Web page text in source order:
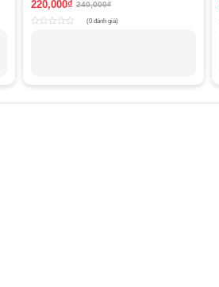
220,000₫ 240,000₫
(0 đánh giá)